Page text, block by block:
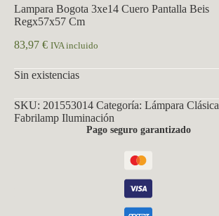
Lampara Bogota 3xe14 Cuero Pantalla Beis
Regx57x57 Cm
83,97 € IVA incluido
Sin existencias
SKU: 201553014 Categoría: Lámpara Clásica
Fabrilamp Iluminación
Pago seguro garantizado